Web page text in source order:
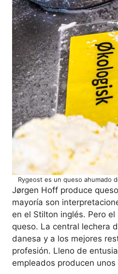
Rygeost es un queso ahumado
Jørgen Hoff produce
mayoría son
en el Stilton inglés. Pero
queso. La central lechera
danesa y a los mejores
profesión. Lleno de
empleados producen